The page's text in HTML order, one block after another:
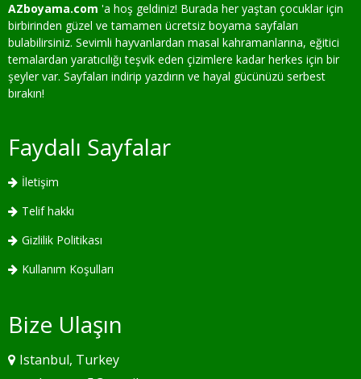
AZboyama.com 'a hoş geldiniz! Burada her yaştan çocuklar için
birbirinden güzel ve tamamen ücretsiz boyama sayfaları
bulabilirsiniz. Sevimli hayvanlardan masal kahramanlarına, eğitici
temalardan yaratıcılığı teşvik eden çizimlere kadar herkes için bir
şeyler var. Sayfaları indirip yazdırın ve hayal gücünüzü serbest
bırakın!
Faydalı Sayfalar
İletişim
Telif hakkı
Gizlilik Politikası
Kullanım Koşulları
Bize Ulaşın
Istanbul, Turkey